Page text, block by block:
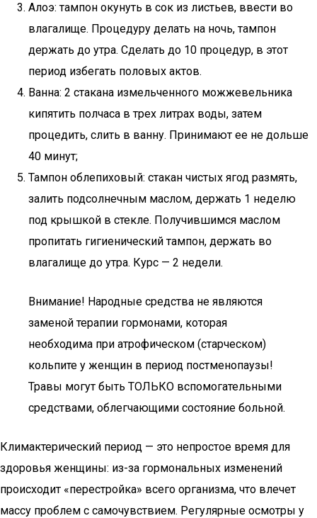
Алоэ: тампон окунуть в сок из листьев, ввести во
влагалище. Процедуру делать на ночь, тампон
держать до утра. Сделать до 10 процедур, в этот
период избегать половых актов.
Ванна: 2 стакана измельченного можжевельника
кипятить полчаса в трех литрах воды, затем
процедить, слить в ванну. Принимают ее не дольше
40 минут;
Тампон облепиховый: стакан чистых ягод размять,
залить подсолнечным маслом, держать 1 неделю
под крышкой в стекле. Получившимся маслом
пропитать гигиенический тампон, держать во
влагалище до утра. Курс — 2 недели.
Внимание! Народные средства не являются
заменой терапии гормонами, которая
необходима при атрофическом (старческом)
кольпите у женщин в период постменопаузы!
Травы могут быть ТОЛЬКО вспомогательными
средствами, облегчающими состояние больной.
Климактерический период — это непростое время для
здоровья женщины: из-за гормональных изменений
происходит «перестройка» всего организма, что влечет
массу проблем с самочувствием. Регулярные осмотры у